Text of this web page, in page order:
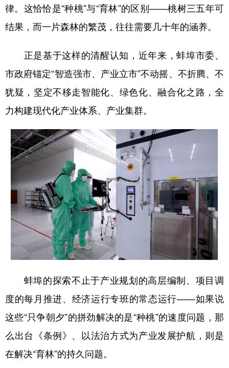
四川 贵州 云南 西藏
陕西 甘肃 青海 宁夏
新疆 内蒙古 黑龙江
多语种频道
English Español Français
Русский язык 日本語
Deutsch Português
律。这恰恰是“种桃”与“育林”的区别——桃树三五年可
结果，而一片森林的繁茂，往往需要几十年的涵养。
正是基于这样的清醒认知，近年来，蚌埠市委、
市政府锚定“智造强市、产业立市”不动摇、不折腾、不
犹疑，坚定不移走智能化、绿色化、融合化之路，全
力构建现代化产业体系、产业集群。
蚌埠的探索不止于产业规划的高层编制、项目调
度的每月推进、经济运行专班的常态运行——如果说
这些“只争朝夕”的拼劲解决的是“种桃”的速度问题，那
么出台《条例》、以法治方式为产业发展护航，则是
在解决“育林”的持久问题。